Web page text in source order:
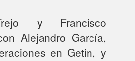
y Francisco
Alejandro García,
en Getin, y